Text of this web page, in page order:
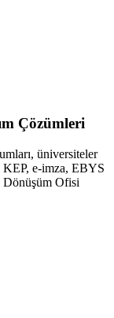
Çözümleri
üniversiteler
e-imza, EBYS
Dönüşüm Ofisi